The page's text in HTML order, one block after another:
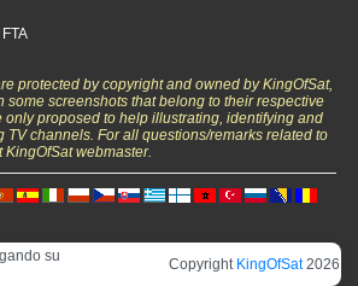
protected by copyright and owned by KingOfSat,
some screenshots that belong to their respective
only proposed to help illustrating, identifying and
TV channels. For all questions/remarks related to
webmaster.
su
Copyright KingOfSat2026